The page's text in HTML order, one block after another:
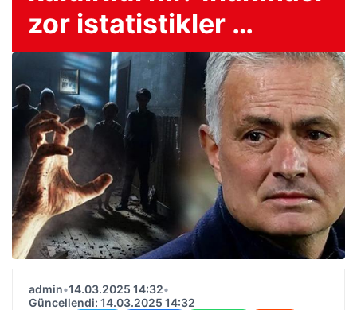
zor istatistikler …
admin•14.03.2025 14:32•
Güncellendi: 14.03.2025 14:32